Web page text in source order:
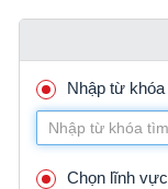
Nhập từ
Chọn lĩnh